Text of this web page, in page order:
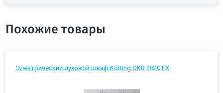
Похожие товары
Электрический духовой шкаф Korting OKB 2820 EX